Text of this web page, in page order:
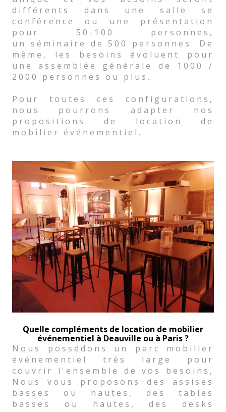
différents dans une salle se
conférence ou une présentation
pour 50-100 personnes,
un séminaire de 500 personnes. De
même, les besoins évoluent pour
une assemblée générale de 1000 /
2000 personnes ou plus.
Pour toutes ces configurations,
nous pourrons adapter nos
propositions de location de
mobilier événementiel.
Quelle compléments de location de mobilier
événementiel à Deauville ou à Paris ?
Nous possédons un parc mobilier
événementiel très large pour
couvrir l'ensemble de vos besoins,
Nous vous proposons des assises
basses ou hautes, des tables
basses ou hautes, des desks